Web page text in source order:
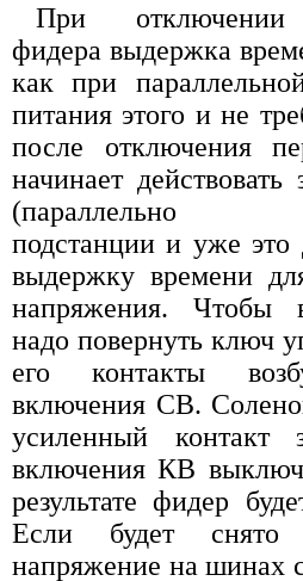
При отключении
фидера выдержка
как при
питания этого и не
после отключения
начинает
(параллельно
подстанции и уже это
выдержку времени
напряжения. Чтобы
надо повернуть ключ
его контакты
включения СВ.
усиленный контакт
включения КВ
результате фидер
Если будет снято
напряжение на шинах